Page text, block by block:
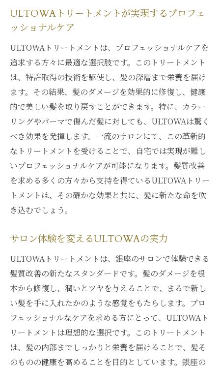
ULTOWAトリートメントが実現するプロフェ
ッショナルケア
ULTOWAトリートメントは、プロフェッショナルケアを
追求する方々に最適な選択肢です。このトリートメント
は、特許取得の技術を駆使し、髪の深層まで栄養を届け
ます。その結果、髪のダメージを効果的に修復し、健康
的で美しい髪を取り戻すことができます。特に、カラー
リングやパーマで傷んだ髪に対しても、ULTOWAは驚く
べき効果を発揮します。一流のサロンにて、この革新的
なトリートメントを受けることで、自宅では実現が難し
いプロフェッショナルケアが可能になります。髪質改善
を求める多くの方々から支持を得ているULTOWAトリー
トメントは、その確かな効果と共に、髪に新たな命を吹
き込むでしょう。
サロン体験を変えるULTOWAの実力
ULTOWAトリートメントは、銀座のサロンで体験できる
髪質改善の新たなスタンダードです。髪のダメージを根
本から修復し、潤いとツヤを与えることで、まるで新し
い髪を手に入れたかのような感覚をもたらします。プロ
フェッショナルなケアを求める方にとって、ULTOWAト
リートメントは理想的な選択です。このトリートメント
は、髪の内部までしっかりと栄養を届けることで、髪そ
のものの健康を高めることを目的としています。銀座の